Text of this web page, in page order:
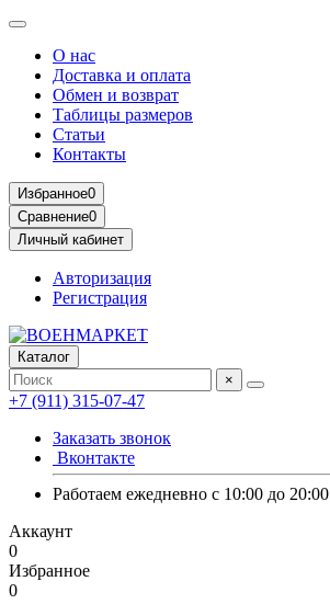
О нас
Доставка и оплата
Обмен и возврат
Таблицы размеров
Статьи
Контакты
Избранное0
Сравнение0
Личный кабинет
Авторизация
Регистрация
Каталог
×
+7 (911) 315-07-47
Заказать звонок
Вконтакте
Работаем ежедневно с 10:00 до 20:00
Аккаунт
0
Избранное
0